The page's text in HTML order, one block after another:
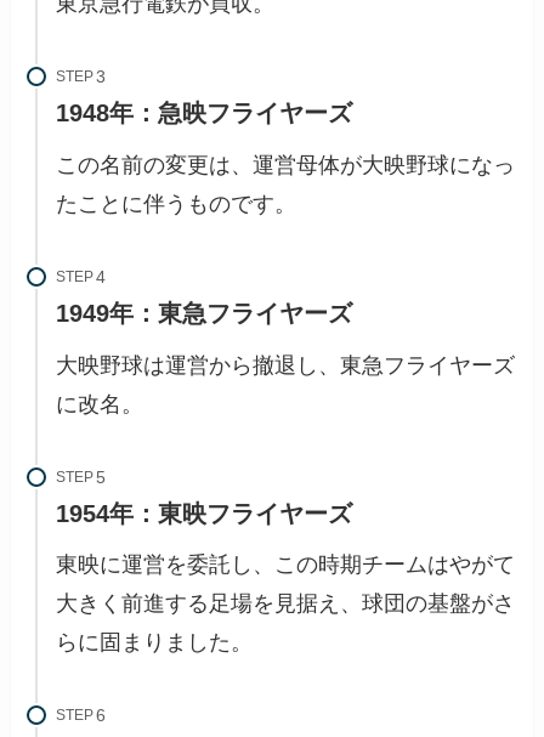
STEP
1948年：急映フライヤーズ
この名前の変更は、運営母体が大映野球になっ
たことに伴うものです。
STEP
1949年：東急フライヤーズ
大映野球は運営から撤退し、東急フライヤーズ
に改名。
STEP
1954年：東映フライヤーズ
東映に運営を委託し、この時期チームはやがて
大きく前進する足場を見据え、球団の基盤がさ
らに固まりました。
STEP